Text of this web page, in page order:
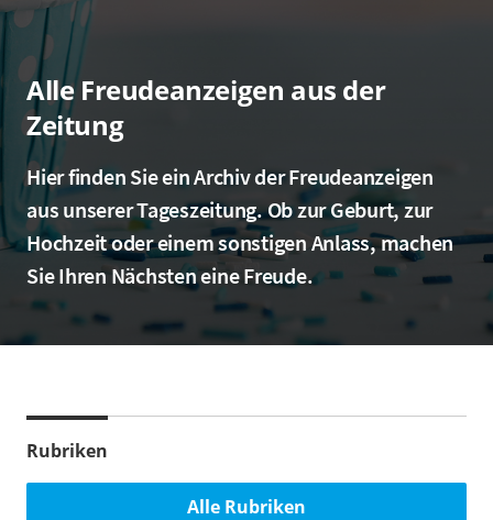
Alle Freudeanzeigen aus der
Zeitung
Hier finden Sie ein Archiv der Freudeanzeigen
aus unserer Tageszeitung. Ob zur Geburt, zur
Hochzeit oder einem sonstigen Anlass, machen
Sie Ihren Nächsten eine Freude.
Rubriken
Alle Rubriken